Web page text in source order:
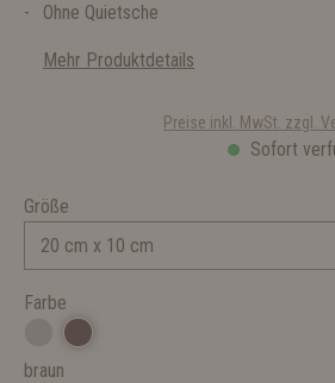
Ohne Quietsche
Mehr Produktdetails
Preise inkl. MwSt. zzgl.
Sofort
Größe
Farbe
braun